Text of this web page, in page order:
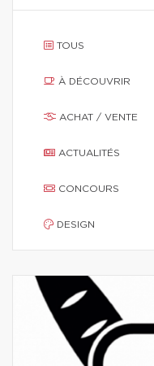
TOUS
À DÉCOUVRIR
ACHAT / VENTE
ACTUALITÉS
CONCOURS
DESIGN